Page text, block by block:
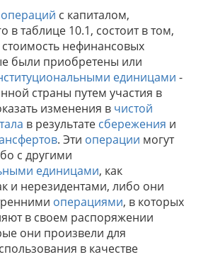
операций с капиталом,
в таблице 10.1, состоит в том,
нефинансовых
были приобретены или
единицами -
страны путем участия в
изменения в чистой
в результате сбережения и
. Эти операции могут
с другими
единицами, как
и нерезидентами, либо они
операциями, в которых
в своем распоряжении
они произвели для
в качестве